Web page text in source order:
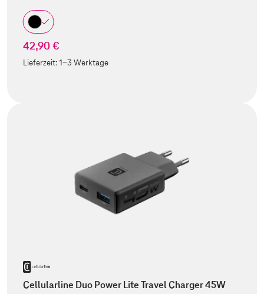
42,90 €
Lieferzeit:1-3 Werktage
Cellularline Duo Power Lite Travel Charger 45W